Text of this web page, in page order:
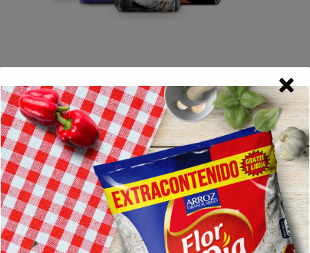
Somos Inversiones Lache
Una arrocera que conecta el sabor, la tradición y calidad del
caribe colombiano
Estamos comprometidos desde nuestra fundación a darte el
grano de Arroz más selecto en cada una de nuestras marcas